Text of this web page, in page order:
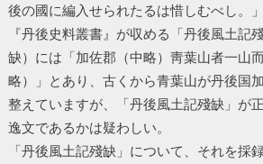
後の國に編入せられたるは惜しむべし。
『丹後史料叢書』が収める「丹後風土記
缺）には「加佐郡（中略）靑葉山者一山
略）」とあり、古くから青葉山が丹後国
整えていますが、「丹後風土記殘缺」が
逸文であるかは疑わしい。
「丹後風土記殘缺」について、それを採